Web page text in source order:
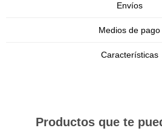
Envíos
Medios de pago
Características
Productos que te